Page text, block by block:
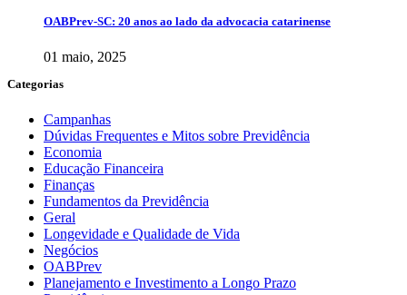
OABPrev-SC: 20 anos ao lado da advocacia catarinense
01 maio, 2025
Categorias
Campanhas
Dúvidas Frequentes e Mitos sobre Previdência
Economia
Educação Financeira
Finanças
Fundamentos da Previdência
Geral
Longevidade e Qualidade de Vida
Negócios
OABPrev
Planejamento e Investimento a Longo Prazo